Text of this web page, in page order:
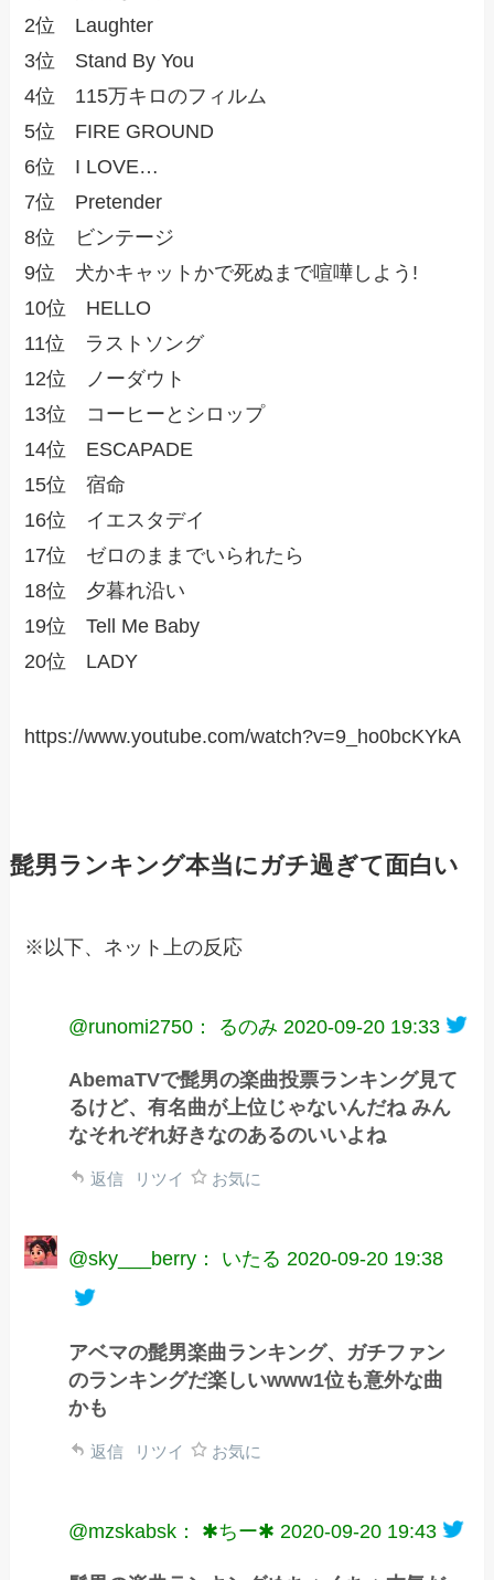
2位 Laughter
3位 Stand By You
4位 115万キロのフィルム
5位 FIRE GROUND
6位 I LOVE…
7位 Pretender
8位 ビンテージ
9位 犬かキャットかで死ぬまで喧嘩しよう!
10位 HELLO
11位 ラストソング
12位 ノーダウト
13位 コーヒーとシロップ
14位 ESCAPADE
15位 宿命
16位 イエスタデイ
17位 ゼロのままでいられたら
18位 夕暮れ沿い
19位 Tell Me Baby
20位 LADY
https://www.youtube.com/watch?v=9_ho0bcKYkA
髭男ランキング本当にガチ過ぎて面白い
※以下、ネット上の反応
@runomi2750： るのみ 2020-09-20 19:33
AbemaTVで髭男の楽曲投票ランキング見て
るけど、有名曲が上位じゃないんだね みん
なそれぞれ好きなのあるのいいよね
返信 リツイ お気に
@sky___berry： いたる 2020-09-20 19:38
アベマの髭男楽曲ランキング、ガチファン
のランキングだ楽しいwww1位も意外な曲
かも
返信 リツイ お気に
@mzskabsk： ✱ちー✱ 2020-09-20 19:43